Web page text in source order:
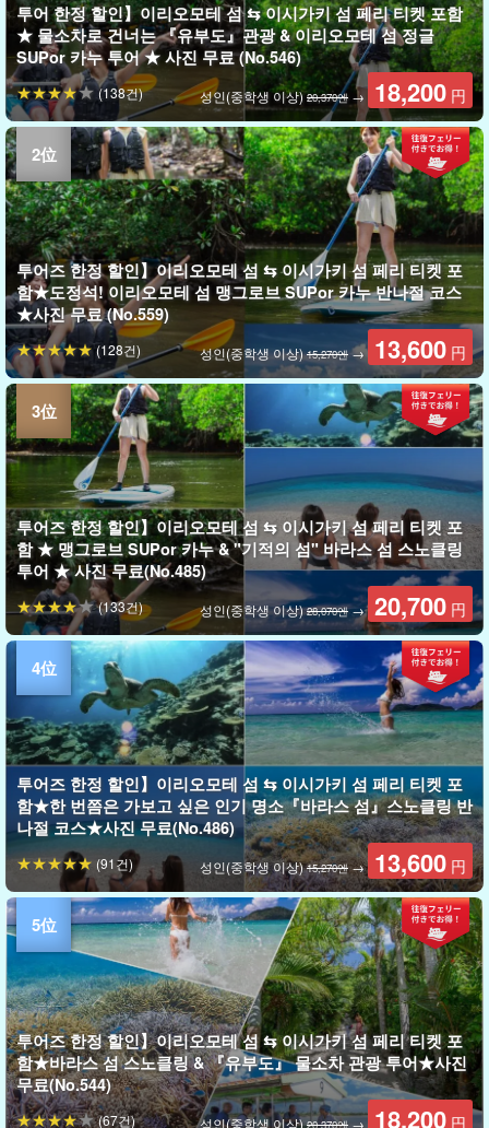
투어 한정 할인】이리오모테 섬 ⇆ 이시가키 섬 페리 티켓 포함
★ 물소차로 건너는 『유부도』관광 & 이리오모테 섬 정글
SUPor 카누 투어 ★ 사진 무료 (No.546)
성인(중학생 이상)20,370엔 → 18,200 円
(138건)
투어즈 한정 할인】이리오모테 섬 ⇆ 이시가키 섬 페리 티켓 포
함★도정석! 이리오모테 섬 맹그로브 SUPor 카누 반나절 코스
★사진 무료 (No.559)
성인(중학생 이상)15,270엔→ 13,600 円
(128건)
투어즈 한정 할인】이리오모테 섬 ⇆ 이시가키 섬 페리 티켓 포
함 ★ 맹그로브 SUPor 카누 & "기적의 섬" 바라스 섬 스노클링
투어 ★ 사진 무료(No.485)
성인(중학생 이상)28,070엔→ 20,700 円
(133건)
투어즈 한정 할인】이리오모테 섬 ⇆ 이시가키 섬 페리 티켓 포
함★한 번쯤은 가보고 싶은 인기 명소『바라스 섬』스노클링 반
나절 코스★사진 무료(No.486)
성인(중학생 이상)15,270엔→ 13,600 円
(91건)
투어즈 한정 할인】이리오모테 섬 ⇆ 이시가키 섬 페리 티켓 포
함★바라스 섬 스노클링 & 『유부도』 물소차 관광 투어★사진
무료(No.544)
성인(중학생 이상)20,370엔 → 18,200 円
(67건)